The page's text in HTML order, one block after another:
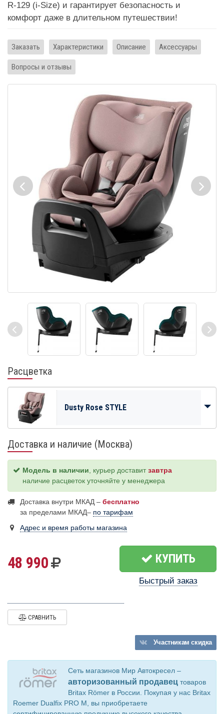
R-129 (i-Size) и гарантирует безопасность и
комфорт даже в длительном путешествии!
Заказать Характеристики Описание Аксессуары
Вопросы и отзывы
Расцветка
Dusty Rose STYLE
Доставка и наличие (Москва)
Модель в наличии, курьер доставитзавтра
наличие расцветок уточняйте у менеджера
Доставка внутри МКАД – бесплатно
за пределами МКАД– по тарифам
Адрес и время работы магазина
48 990 КУПИТЬ
Быстрый заказ
СРАВНИТЬ
Участникамскидка
Сеть магазинов Мир Автокресел –
авторизованный продавец товаров
Britax Römer в России. Покупая у нас Britax
Roemer Dualfix PRO M, вы приобретаете